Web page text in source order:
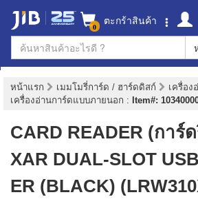
0 ตะกร้าสินค้า
หน้าแรก เมมโมรี่การ์ด / ฮาร์ดดิสก์
เครื่อง
เครื่องอ่านการ์ดแบบภายนอก : Item#:
CARD READER (การ์
XAR DUAL-SLOT
ER (BLACK)